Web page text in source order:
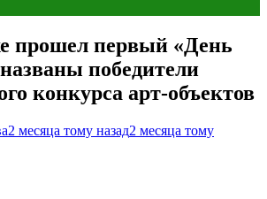
прошел первый «День
победители
конкурса арт-объектов
2 месяца тому назад2 месяца тому